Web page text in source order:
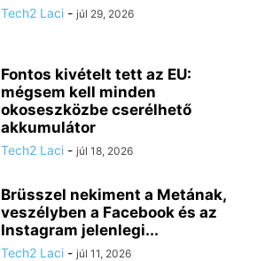
Tech2 Laci - júl 29, 2026
Fontos kivételt tett az EU:
mégsem kell minden
okoseszközbe cserélhető
akkumulátor
Tech2 Laci - júl 18, 2026
Brüsszel nekiment a Metának,
veszélyben a Facebook és az
Instagram jelenlegi...
Tech2 Laci - júl 11, 2026